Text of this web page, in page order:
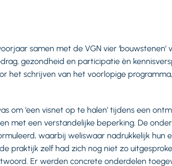
samen met de VGN vier ‘bouwstenen’
gezondheid en participatie èn
het schrijven van het voorlopige
om ‘een visnet op te halen’ tijdens een
met een verstandelijke beperking. De
waarbij weliswaar nadrukkelijk hun
praktijk zelf had zich nog niet zo
Er werden concrete onderdelen